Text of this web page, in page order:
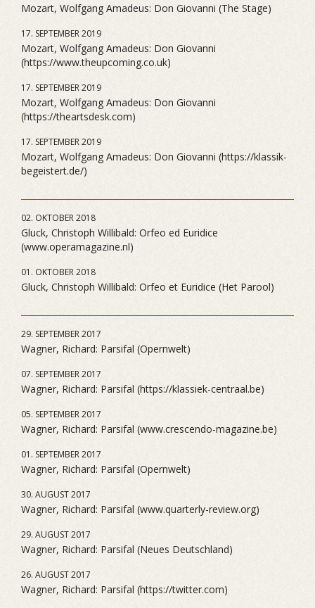
Mozart, Wolfgang Amadeus: Don Giovanni (The Stage)
17. SEPTEMBER 2019
Mozart, Wolfgang Amadeus: Don Giovanni
(https://www.theupcoming.co.uk)
17. SEPTEMBER 2019
Mozart, Wolfgang Amadeus: Don Giovanni
(https://theartsdesk.com)
17. SEPTEMBER 2019
Mozart, Wolfgang Amadeus: Don Giovanni (https://klassik-
begeistert.de/)
02. OKTOBER 2018
Gluck, Christoph Willibald: Orfeo ed Euridice
(www.operamagazine.nl)
01. OKTOBER 2018
Gluck, Christoph Willibald: Orfeo et Euridice (Het Parool)
29. SEPTEMBER 2017
Wagner, Richard: Parsifal (Opernwelt)
07. SEPTEMBER 2017
Wagner, Richard: Parsifal (https://klassiek-centraal.be)
05. SEPTEMBER 2017
Wagner, Richard: Parsifal (www.crescendo-magazine.be)
01. SEPTEMBER 2017
Wagner, Richard: Parsifal (Opernwelt)
30. AUGUST 2017
Wagner, Richard: Parsifal (www.quarterly-review.org)
29. AUGUST 2017
Wagner, Richard: Parsifal (Neues Deutschland)
26. AUGUST 2017
Wagner, Richard: Parsifal (https://twitter.com)